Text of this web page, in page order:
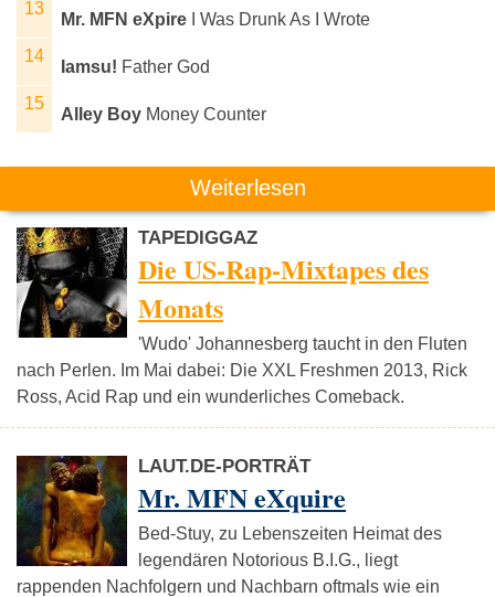
Mr. MFN eXpire I Was Drunk As I Wrote
Iamsu! Father God
Alley Boy Money Counter
Weiterlesen
TAPEDIGGAZ
Die US-Rap-Mixtapes des
Monats
'Wudo' Johannesberg taucht in den Fluten
nach Perlen. Im Mai dabei: Die XXL Freshmen 2013, Rick
Ross, Acid Rap und ein wunderliches Comeback.
LAUT.DE-PORTRÄT
Mr. MFN eXquire
Bed-Stuy, zu Lebenszeiten Heimat des
legendären Notorious B.I.G., liegt
rappenden Nachfolgern und Nachbarn oftmals wie ein